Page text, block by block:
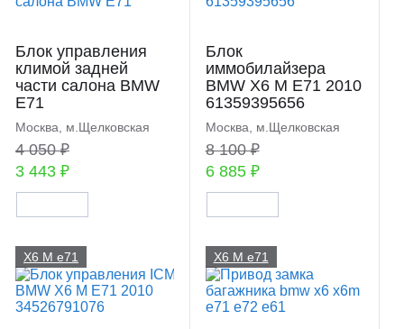
Блок управления
климой задней
части салона BMW
E71
Москва, м.Щелковская
4 050 ₽
3 443 ₽
Блок
иммобилайзера
BMW X6 M E71 2010
61359395656
Москва, м.Щелковская
8 100 ₽
6 885 ₽
X6 M e71 X6 M e71